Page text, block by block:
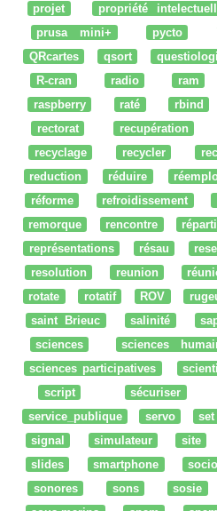
projet
propriété
prusa mini+
pycto
QRcartes
qsort
R-cran
radio ram
raspberry
raté rbind
rectorat
recupération
recyclage
recycler
reduction
réduire
réforme
refroidissement
remorque
rencontre
représentations
résau
resolution
reunion
rotate
rotatif ROV
saint Brieuc
salinité
sciences
sciences
sciences participatives
script
sécuriser
service_publique
servo set
signal
simulateur site
slides
smartphone
sonores
sons sosie